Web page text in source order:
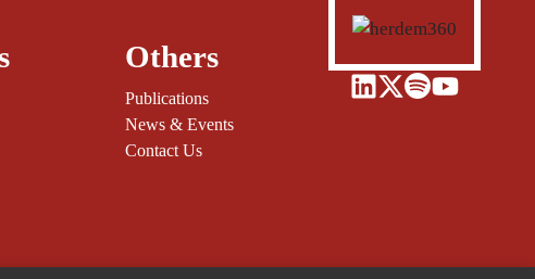
Others
Publications
News & Events
Contact Us